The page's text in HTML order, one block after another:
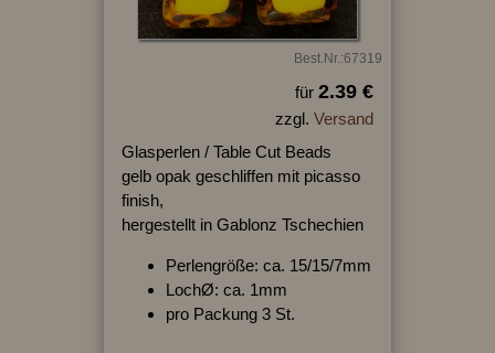
Best.Nr.:67319
für 2.39 €
zzgl. Versand
Glasperlen / Table Cut Beads
gelb opak geschliffen mit picasso
finish,
hergestellt in Gablonz Tschechien
Perlengröße: ca. 15/15/7mm
LochØ: ca. 1mm
pro Packung 3 St.